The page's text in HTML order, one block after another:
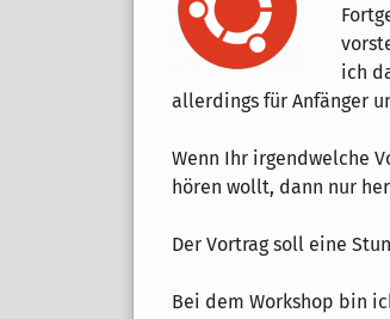
ich
allerdings für Anfänger
Wenn Ihr irgendwelche
hören wollt, dann nur
Der Vortrag soll eine
Bei dem Workshop bin